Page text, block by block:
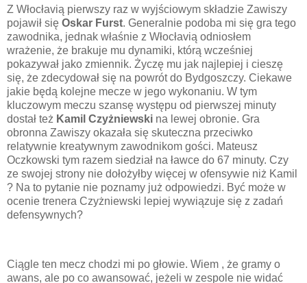
Z Włocłavią pierwszy raz w wyjściowym składzie Zawiszy
pojawił się Oskar Furst. Generalnie podoba mi się gra tego
zawodnika, jednak właśnie z Włocłavią odniosłem
wrażenie, że brakuje mu dynamiki, którą wcześniej
pokazywał jako zmiennik. Życzę mu jak najlepiej i cieszę
się, że zdecydował się na powrót do Bydgoszczy. Ciekawe
jakie będą kolejne mecze w jego wykonaniu. W tym
kluczowym meczu szansę występu od pierwszej minuty
dostał też Kamil Czyżniewski na lewej obronie. Gra
obronna Zawiszy okazała się skuteczna przeciwko
relatywnie kreatywnym zawodnikom gości. Mateusz
Oczkowski tym razem siedział na ławce do 67 minuty. Czy
ze swojej strony nie dołożyłby więcej w ofensywie niż Kamil
? Na to pytanie nie poznamy już odpowiedzi. Być może w
ocenie trenera Czyżniewski lepiej wywiązuje się z zadań
defensywnych?
Ciągle ten mecz chodzi mi po głowie. Wiem , że gramy o
awans, ale po co awansować, jeżeli w zespole nie widać